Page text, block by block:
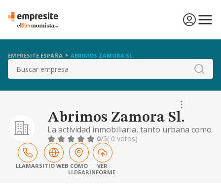
EMPRESITE ESPAÑA ABRIMOS ZAMORA SL.
Buscar
Abrimos Zamora Sl.
La actividad inmobiliaria, tanto urbana como
rustica y en especial la compraventa,
promocion, reforma, intermediacion y
construccion de inmuebles y el
arrendamiento de los mismos, con expresa
exclusion del arrendamiento
0/5( 0 votos)
LLAMARSITIO WEB CÓMO
LLEGAR
VER
INFORME